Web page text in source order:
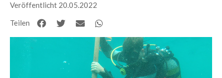
Veröffentlicht 20.05.2022
Teilen